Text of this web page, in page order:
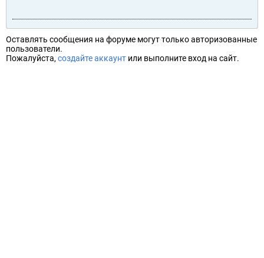
Оставлять сообщения на форуме могут только авторизованные
пользователи.
Пожалуйста, создайте аккаунт или выполните вход на сайт.